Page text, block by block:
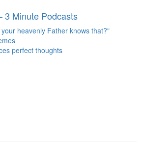
3 Minute Podcasts
your heavenly Father knows that?"
perfect thoughts